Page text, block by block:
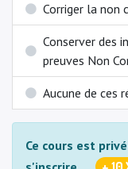
Corriger la non
Conserver des
preuves Non
Aucune de ces
Ce cours est